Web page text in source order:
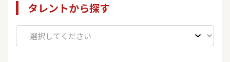
タレントから探す